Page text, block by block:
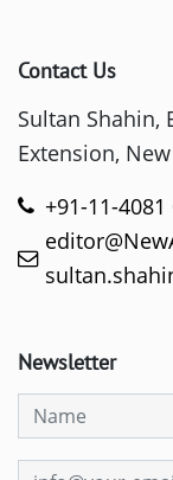
Contact Us
Sultan Shahin,
Extension,
+91-11-4081
Newsletter